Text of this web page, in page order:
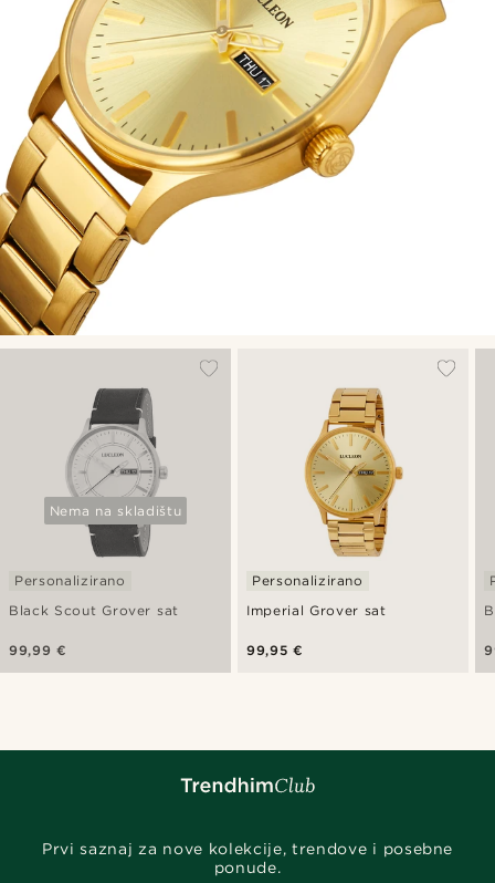
Nema na skladištu
Black Scout Grover sat
Personalizirano
99,99 €
Imperial Grover sat
Personalizirano
99,95 €
Prvi saznaj za nove kolekcije, trendove i posebne
ponude.